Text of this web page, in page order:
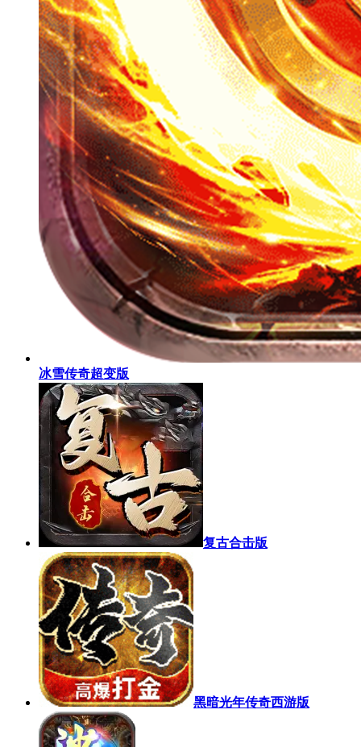
冰雪传奇超变版
复古合击版
黑暗光年传奇西游版